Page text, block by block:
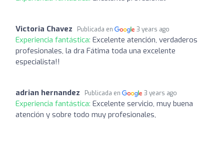
Victoria Chavez Publicada en 3 years ago
Experiencia fantástica: Excelente atención, verdaderos
profesionales, la dra Fátima toda una excelente
especialista!!
adrian hernandez Publicada en 3 years ago
Experiencia fantástica: Excelente servicio, muy buena
atención y sobre todo muy profesionales,